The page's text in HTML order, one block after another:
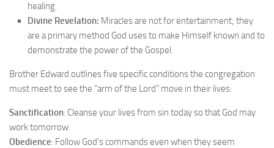
healing.
Divine Revelation: Miracles are not for entertainment; they
are a primary method God uses to make Himself known and to
demonstrate the power of the Gospel.
Brother Edward outlines five specific conditions the congregation
must meet to see the “arm of the Lord” move in their lives:
Sanctification: Cleanse your lives from sin today so that God may
work tomorrow.
Obedience: Follow God’s commands even when they seem